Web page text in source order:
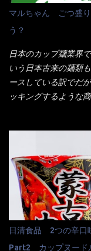
居たと思うけど・・
ーポンなんだけどと
くれたが、何故かタ
員さんも、アレー？
消えていった。 タッ
のヤロー！ 待つ事
来ました。 こちらが
く行きましたねぇ～
いた）が料理に必ず
スでは・・・それは
プで、タイ料理をど
だなぁ～ 因みにガ
キンが多く豚や牛も
く、粗挽きの肉にな
焼きが本来です。 今
マルちゃん ごつ盛り
う？
日本のカップ麺業界
いう日本古来の麺類
ースしている訳でだ
ッキングするような
ている訳で何故に敢
格は、緑のたぬきの
でした。 殆ど変わら
メーカーHPから情
て居ない物質を赤
造)、そば粉、植物油
かやく(小えびてんぷ
日清食品 2つの辛口
Part2 カップヌード